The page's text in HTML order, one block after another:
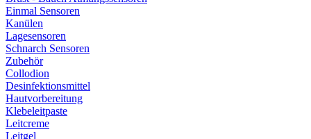
Einmal Sensoren
Kanülen
Lagesensoren
Schnarch Sensoren
Zubehör
Collodion
Desinfektionsmittel
Hautvorbereitung
Klebeleitpaste
Leitcreme
Leitgel